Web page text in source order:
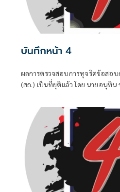
บันทึกหน้า 4
ผลการตรวจสอบการทุจริตข้อสอ
(สถ.) เป็นที่ยุติแล้ว โดย นายอนุทิน
อย่างที่ควรทำหมดแล้ว จบแล้ว